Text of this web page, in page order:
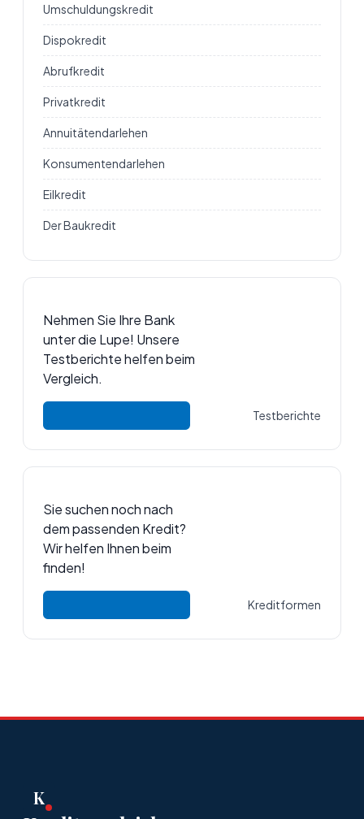
Umschuldungskredit
Dispokredit
Abrufkredit
Privatkredit
Annuitätendarlehen
Konsumentendarlehen
Eilkredit
Der Baukredit
Nehmen Sie Ihre Bank
unter die Lupe! Unsere
Testberichte helfen beim
Vergleich.
Testberichte
Sie suchen noch nach
dem passenden Kredit?
Wir helfen Ihnen beim
finden!
Kreditformen
K